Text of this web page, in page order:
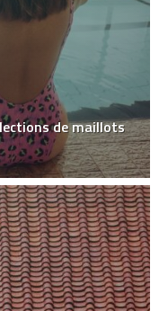
de maillots